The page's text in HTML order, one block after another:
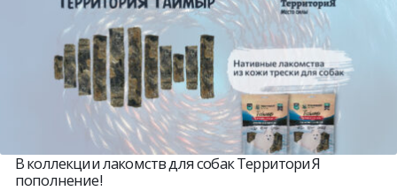
В коллекции лакомств для собак ТерриториЯ
пополнение!